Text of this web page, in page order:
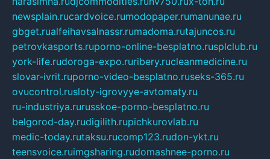
newsplain.rucardvoice.rumodopaper.rumanunae.ru
gbget.rualfeihavsalnassr.rumadoma.rutajuncos.ru
petrovkasports.ruporno-online-besplatno.rusplclub.ru
york-life.rudoroga-expo.ruribery.rucleanmedicine.ru
slovar-ivrit.ruporno-video-besplatno.ruseks-365.ru
ovucontrol.rusloty-igrovyye-avtomaty.ru
ru-industriya.rurusskoe-porno-besplatno.ru
belgorod-day.rudigilith.rupichkurovlab.ru
medic-today.rutaksu.rucomp123.rudon-ykt.ru
teensvoice.ruimgsharing.rudomashnee-porno.ru